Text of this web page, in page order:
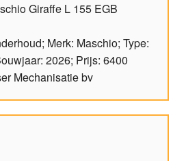
Giraffe L 155 EGB
Merk: Maschio; Type:
2026; Prijs: 6400
Mechanisatie bv